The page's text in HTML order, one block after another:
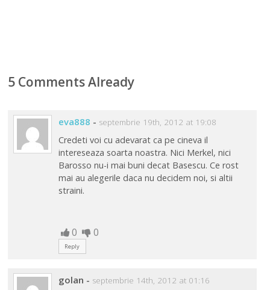
5 Comments Already
eva888 - septembrie 19th, 2012 at 19:08
Credeti voi cu adevarat ca pe cineva il
intereseaza soarta noastra. Nici Merkel, nici
Barosso nu-i mai buni decat Basescu. Ce rost
mai au alegerile daca nu decidem noi, si altii
straini.
0 0
Reply
golan - septembrie 14th, 2012 at 01:16